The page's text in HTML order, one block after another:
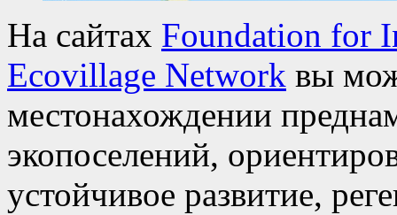
На сайтах Foundation for
Ecovillage Network вы
местонахождении
экопоселений,
устойчивое развитие,